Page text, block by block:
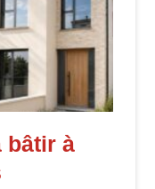
bâtir à